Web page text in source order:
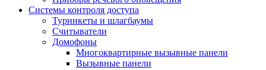
Системы контроля доступа
Турникеты и шлагбаумы
Cчитыватели
Домофоны
Многоквартирные вызывные панели
Вызывные панели